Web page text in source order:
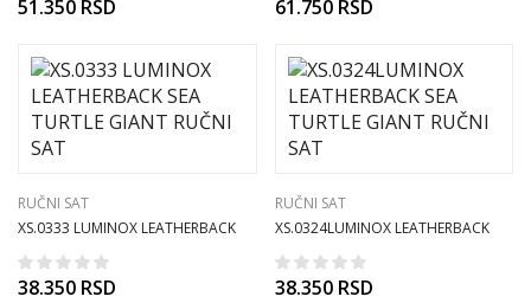
51.350 RSD 61.750 RSD
RUČNI SAT
XS.0333 LUMINOX LEATHERBACK
SEA TURTLE GIANT RUČNI SAT
38.350 RSD
RUČNI SAT
XS.0324LUMINOX LEATHERBACK
SEA TURTLE GIANT RUČNI SAT
38.350 RSD